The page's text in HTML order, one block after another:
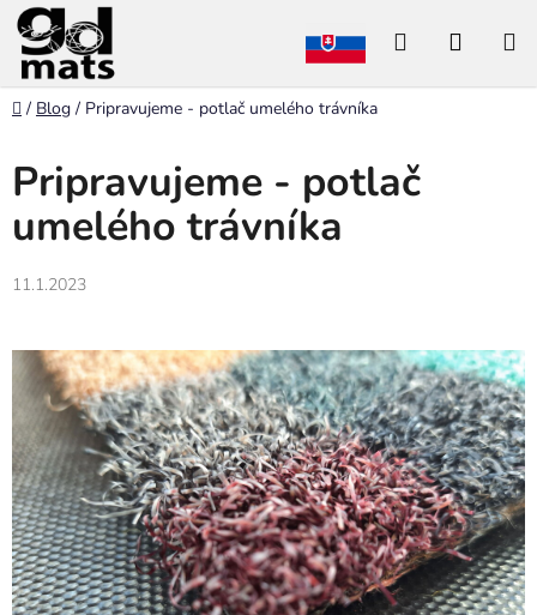
Prejsť
na
obsah
Hľadať
Domov
/ Blog / Pripravujeme - potlač umelého trávníka
Pripravujeme - potlač
umelého trávníka
11.1.2023